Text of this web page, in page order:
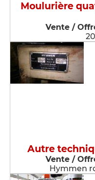
Moulurière
Vente /
Autre
Vente /
Hymmen